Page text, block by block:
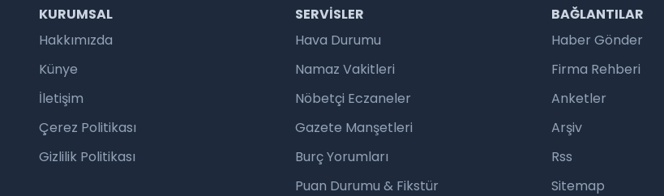
KURUMSAL
Hakkımızda
Künye
İletişim
Çerez Politikası
Gizlilik Politikası
SERVISLER
Hava Durumu
Namaz Vakitleri
Nöbetçi Eczaneler
Gazete Manşetleri
Burç Yorumları
Puan Durumu & Fikstür
BAĞLANTILAR
Haber Gönder
Firma Rehberi
Anketler
Arşiv
Rss
Sitemap